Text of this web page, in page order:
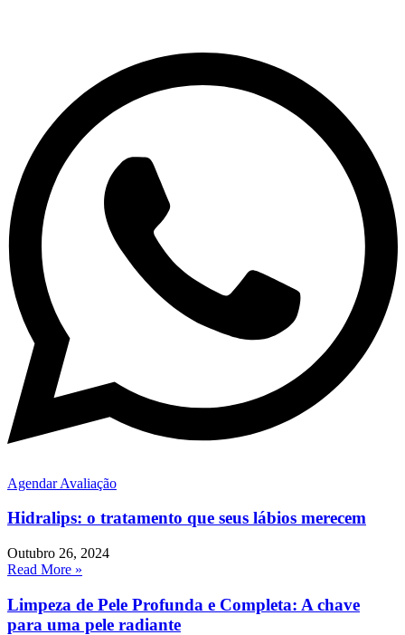
Agendar Avaliação
Hidralips: o tratamento que seus lábios merecem
Outubro 26, 2024
Read More »
Limpeza de Pele Profunda e Completa: A chave
para uma pele radiante